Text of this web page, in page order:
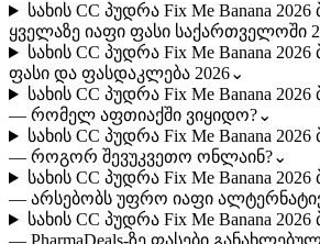
სახის CC პუდრა Fix Me Banana
ყველაზე იაფი ფასი საქართველოში
სახის CC პუდრა Fix Me Banana
ფასი და ფასდაკლება 2026⌄
სახის CC პუდრა Fix Me Banana
— რომელ აფთიაქში ვიყიდო?⌄
სახის CC პუდრა Fix Me Banana
— როგორ შევუკვეთო ონლაინ?⌄
სახის CC პუდრა Fix Me Banana
— არსებობს უფრო იაფი
სახის CC პუდრა Fix Me Banana